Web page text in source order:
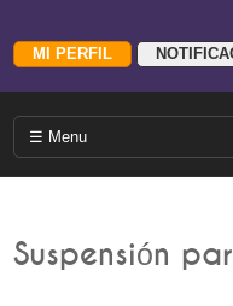
Suspensión